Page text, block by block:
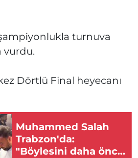
şampiyonlukla turnuva
vurdu.
Dörtlü Final heyecanı
Muhammed Salah
Trabzon'da:
"Böylesini daha önce